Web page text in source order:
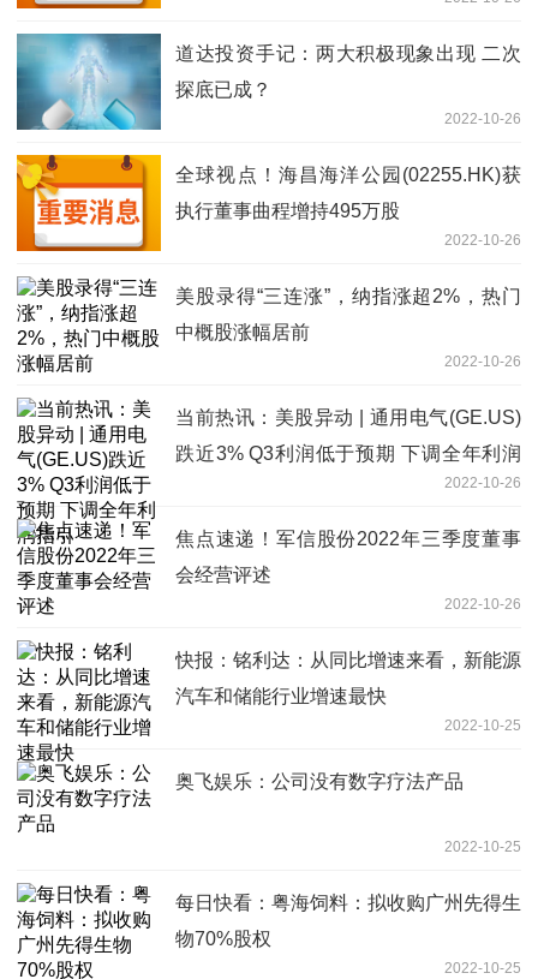
道达投资手记：两大积极现象出现 二次
探底已成？
2022-10-26
全球视点！海昌海洋公园(02255.HK)获
执行董事曲程增持495万股
2022-10-26
美股录得“三连涨”，纳指涨超2%，热门
中概股涨幅居前
2022-10-26
当前热讯：美股异动 | 通用电气(GE.US)
跌近3% Q3利润低于预期 下调全年利润
2022-10-26
焦点速递！军信股份2022年三季度董事
会经营评述
2022-10-26
快报：铭利达：从同比增速来看，新能源
汽车和储能行业增速最快
2022-10-25
奥飞娱乐：公司没有数字疗法产品
2022-10-25
每日快看：粤海饲料：拟收购广州先得生
物70%股权
2022-10-25